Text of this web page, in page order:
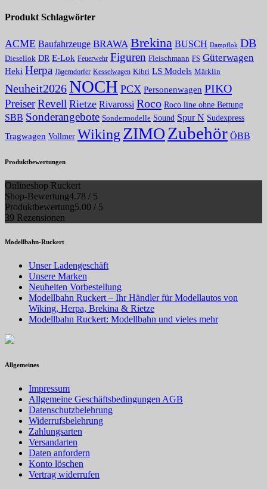
Produkt Schlagwörter
ACME Baufahrzeuge BRAWA Brekina BUSCH Dampflok DB
Diesellok DR E-Lok Feuerwehr Figuren Fleischmann FS Güterwagen
Heki Herpa Jägerndorfer Kesselwagen Kibri LS Models Märklin
Neuheit2026NOCH PCX Personenwagen PIKO
PreiserRevell Rietze Rivarossi Roco Roco line ohne Bettung
SBB Sonderangebote Sondermodelle Sound Spur N Sudexpress
Tragwagen Vollmer Wiking ZIMOZubehör ÖBB
Produktbewertungen
Onlineshop Ruckert
Shop-Bewertung4.78 / 5
Produktbewertung5.00 / 5
39 Rezensionen
Modellbahn-Ruckert
Unser Ladengeschäft
Unsere Marken
Neuheiten Vorbestellung
Modellbahn Ruckert – Ihr Händler für Modellautos von
Wiking, Herpa, Brekina & Rietze
Modellbahn Ruckert: Modellbahn und vieles mehr
Allgemeines
Impressum
Allgemeine Geschäftsbedingungen AGB
Datenschutzbelehrung
Widerrufsbelehrung
Zahlungsarten
Versandarten
Daten anfordern
Konto löschen
Vertrag widerrufen